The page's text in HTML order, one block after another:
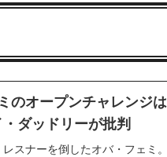
のオープンチャレンジ
ダッドリーが批判
スナーを倒したオバ・フェミ